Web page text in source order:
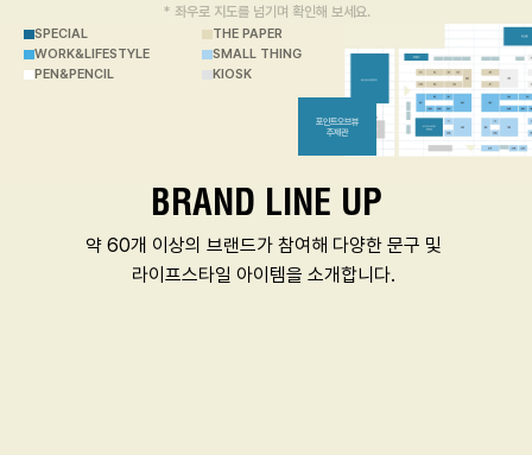
* 좌우로 지도를 넘기며 확인해 보세요.
SPECIAL
THE PAPER
WORK&LIFESTYLE
SMALL THING
PEN&PENCIL
KIOSK
포인트오브뷰
주제관
BRAND LINE UP
약 60개 이상의 브랜드가 참여해 다양한 문구 및
라이프스타일 아이템을 소개합니다.